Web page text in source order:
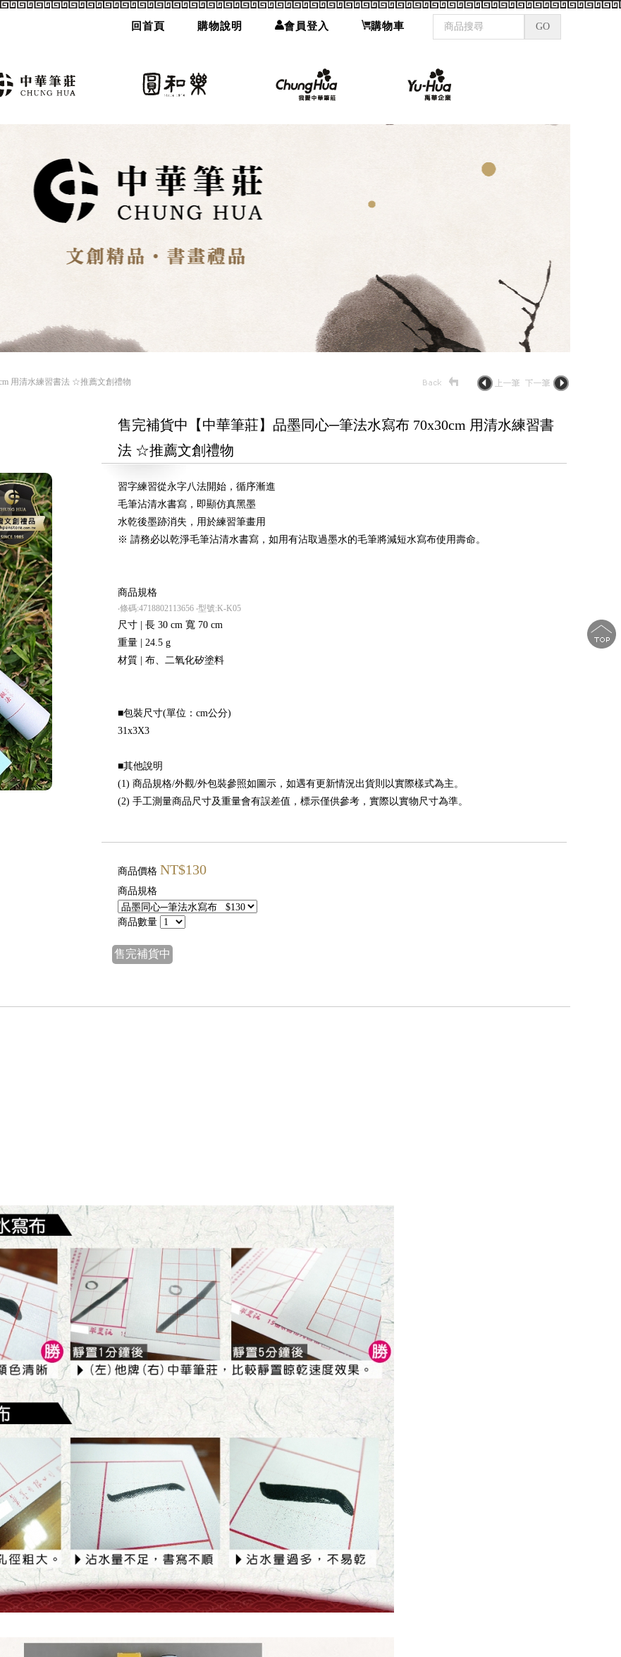
回首頁 購物說明 會員登入 購物車
用清水練習書法 ☆推薦文創禮物
售完補貨中【中華筆莊】品墨同心─筆法水寫布 70x30cm 用清水練習書
法 ☆推薦文創禮物
習字練習從永字八法開始，循序漸進
毛筆沾清水書寫，即顯仿真黑墨
水乾後墨跡消失，用於練習筆畫用
※ 請務必以乾淨毛筆沾清水書寫，如用有沾取過墨水的毛筆將減短水寫布使用壽命。
商品規格
‧條碼:4718802113656 ‧型號:K-K05
尺寸 | 長 30 cm 寬 70 cm
重量 | 24.5 g
材質 | 布、二氧化矽塗料
■包裝尺寸(單位：cm公分)
31x3X3
■其他說明
(1) 商品規格/外觀/外包裝參照如圖示，如遇有更新情況出貨則以實際樣式為主。
(2) 手工測量商品尺寸及重量會有誤差值，標示僅供參考，實際以實物尺寸為準。
商品價格 NT$130
商品規格
商品數量
售完補貨中